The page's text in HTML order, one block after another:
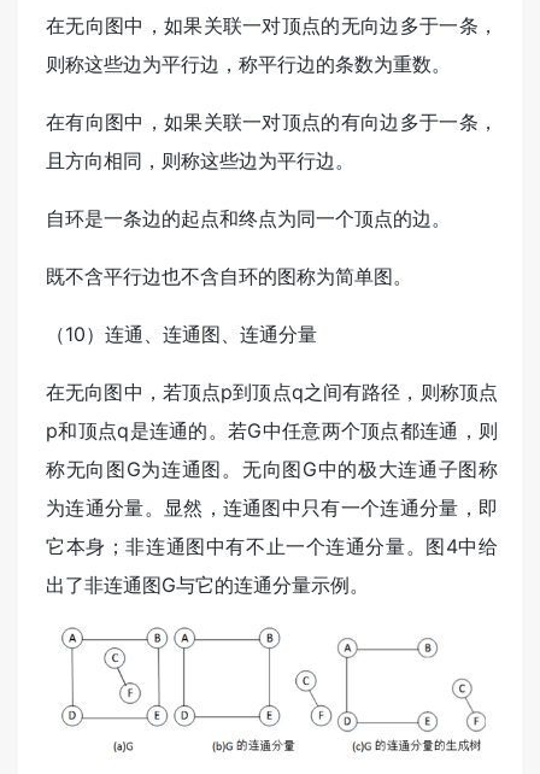
在无向图中，如果关联一对顶点的无向边多于一条，
则称这些边为平行边，称平行边的条数为重数。
在有向图中，如果关联一对顶点的有向边多于一条，
且方向相同，则称这些边为平行边。
自环是一条边的起点和终点为同一个顶点的边。
既不含平行边也不含自环的图称为简单图。
（10）连通、连通图、连通分量
在无向图中，若顶点p到顶点q之间有路径，则称顶点
p和顶点q是连通的。若G中任意两个顶点都连通，则
称无向图G为连通图。无向图G中的极大连通子图称
为连通分量。显然，连通图中只有一个连通分量，即
它本身；非连通图中有不止一个连通分量。图4中给
出了非连通图G与它的连通分量示例。